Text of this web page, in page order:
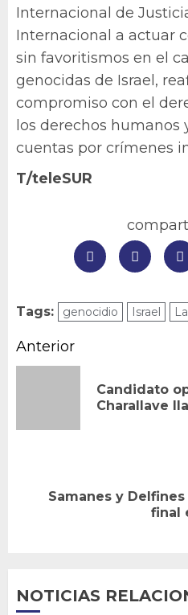
Internacional de
Internacional a actuar
sin favoritismos en el
genocidas de Israel,
compromiso con el
los derechos humanos
cuentas por crímenes
T/teleSUR
Tags: genocidio Israel
Navegación
entradas
Anterior
Candidato
Charallave
Siguiente
Samanes y
final
NOTICIAS